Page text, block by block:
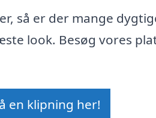
så er der mange
look. Besøg vores
en klipning her!